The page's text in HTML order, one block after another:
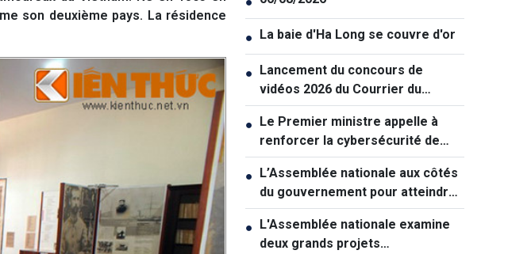
son deuxième pays. La résidence
● La baie d'Ha Long se couvre d'or
● Lancement du concours de
vidéos 2026 du Courrier du
Vietnam: "La paix et la jeunesse"
● Le Premier ministre appelle à
renforcer la cybersécurité de
manière coordonnée
● L’Assemblée nationale aux côtés
du gouvernement pour atteindre
une croissance à deux chiffres
● L'Assemblée nationale examine
deux grands projets